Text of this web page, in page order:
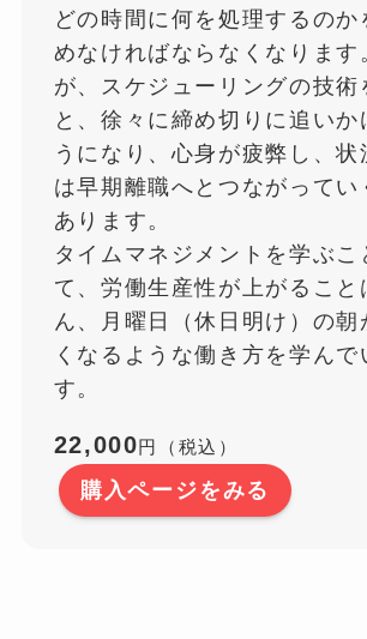
どの時間に何を処理するのか
めなければならなくなります
が、スケジューリングの技術
と、徐々に締め切りに追いか
うになり、心身が疲弊し、状
は早期離職へとつながってい
あります。
タイムマネジメントを学ぶこ
て、労働生産性が上がること
ん、月曜日（休日明け）の朝
くなるような働き方を学んで
す。
22,000円（税込）
購入ページをみる